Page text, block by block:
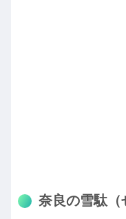
奈良の雪駄（